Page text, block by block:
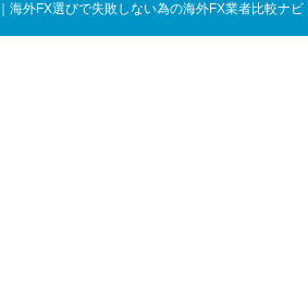
海外FX選びで失敗しない為の海外FX業者比較ナビ